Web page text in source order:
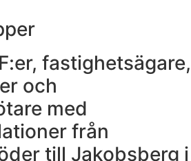
fastighetsägare,
och
med
från
till Jakobsberg i